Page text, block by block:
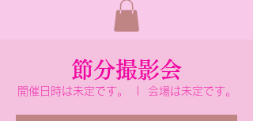
節分撮影会
開催日時は未定です。 会場は未定です。